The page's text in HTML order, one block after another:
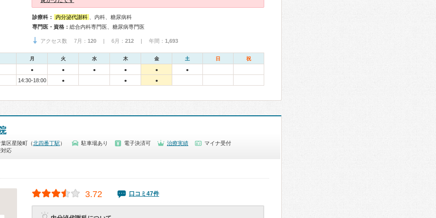
診療科： 内分泌代謝科
、内科、糖尿病科
専門医・資格： 総合内科専門医、糖尿病専門医
アクセス数 7月： 120 | 6月： 212 | 年間： 1,693
月 火 水 木 金 土 日 祝
● ● ● ● ● ●
14:30-18:00 ● ● ●
区星陵町（北四番丁駅 ） 駐車場あり 電子決済可 治療実績
マイナ受付
対応
3.72 口コミ47件